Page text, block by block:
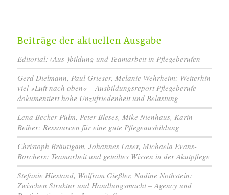
Beiträge der aktuellen Ausgabe
Editorial: (Aus-)bildung und Teamarbeit in Pflegeberufen
Gerd Dielmann, Paul Grieser, Melanie Wehrheim: Weiterhin
viel »Luft nach oben« – Ausbildungsreport Pflegeberufe
dokumentiert hohe Unzufriedenheit und Belastung
Lena Becker-Pülm, Peter Bleses, Mike Nienhaus, Karin
Reiber: Ressourcen für eine gute Pflegeausbildung
Christoph Bräutigam, Johannes Laser, Michaela Evans-
Borchers: Teamarbeit und geteiltes Wissen in der Akutpflege
Stefanie Hiestand, Wolfram Gießler, Nadine Nothstein:
Zwischen Struktur und Handlungsmacht – Agency und